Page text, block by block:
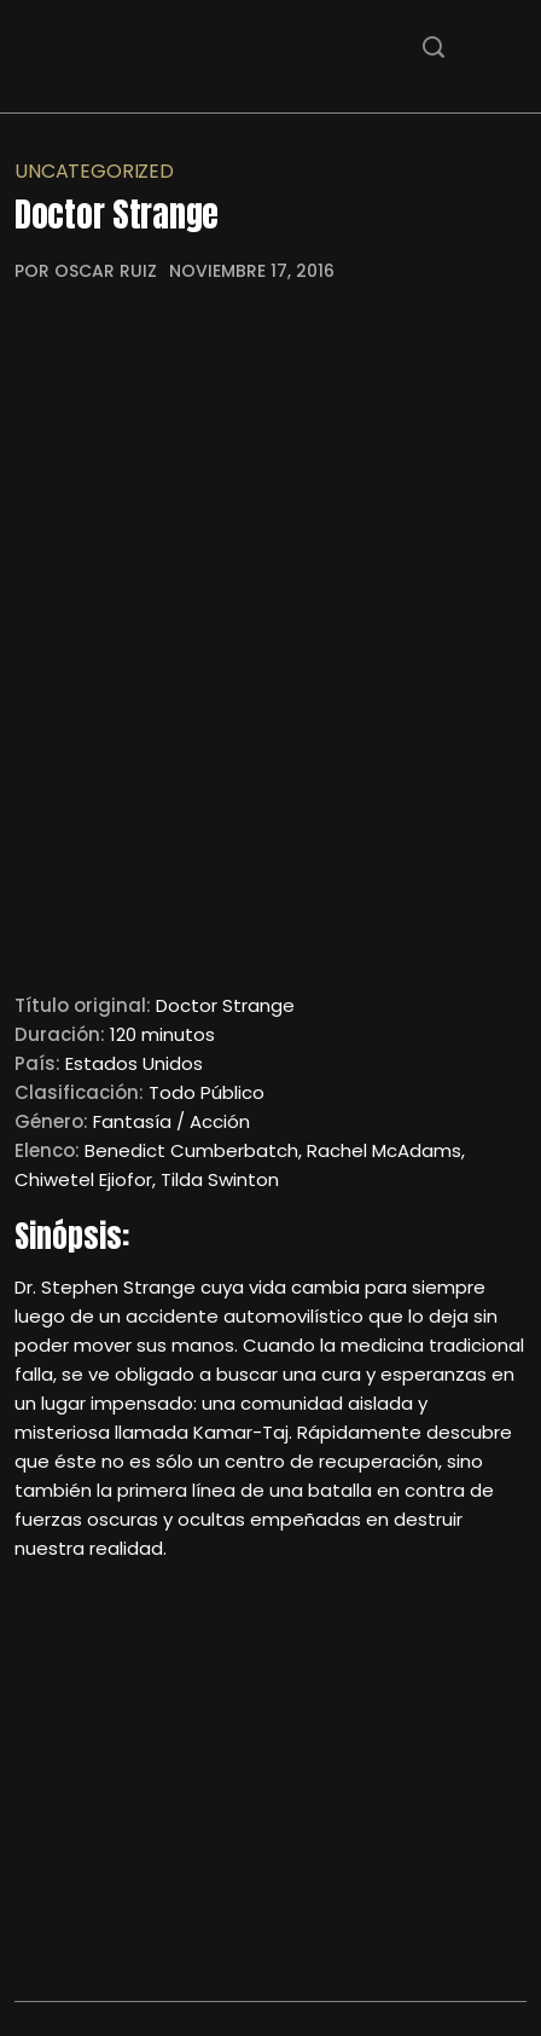
UNCATEGORIZED
Doctor Strange
POR OSCAR RUIZ NOVIEMBRE 17, 2016
Título original: Doctor Strange
Duración: 120 minutos
País: Estados Unidos
Clasificación: Todo Público
Género: Fantasía / Acción
Elenco: Benedict Cumberbatch, Rachel McAdams,
Chiwetel Ejiofor, Tilda Swinton
Sinópsis:
Dr. Stephen Strange cuya vida cambia para siempre
luego de un accidente automovilístico que lo deja sin
poder mover sus manos. Cuando la medicina tradicional
falla, se ve obligado a buscar una cura y esperanzas en
un lugar impensado: una comunidad aislada y
misteriosa llamada Kamar-Taj. Rápidamente descubre
que éste no es sólo un centro de recuperación, sino
también la primera línea de una batalla en contra de
fuerzas oscuras y ocultas empeñadas en destruir
nuestra realidad.